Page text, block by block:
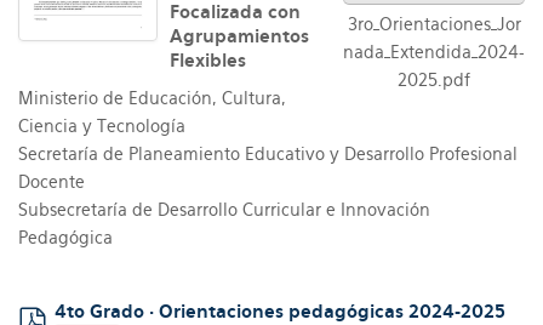
3ro_Orientaciones_Jor
nada_Extendida_2024-
2025.pdf
Focalizada con
Agrupamientos
Flexibles
Ministerio de Educación, Cultura,
Ciencia y Tecnología
Secretaría de Planeamiento Educativo y Desarrollo Profesional
Docente
Subsecretaría de Desarrollo Curricular e Innovación
Pedagógica
4to Grado · Orientaciones pedagógicas 2024-2025